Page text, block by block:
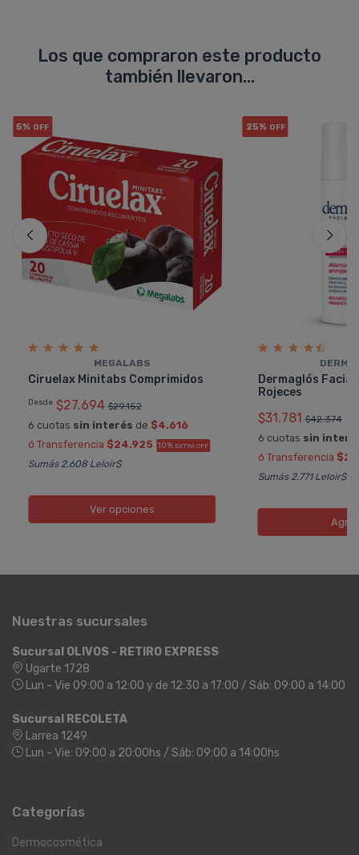
Los que compraron este producto
también llevaron...
5% OFF
MEGALABS
Ciruelax Minitabs Comprimidos
Desde $27.694 $29.152
6 cuotas sin interés de $4.616
ó Transferencia $24.925 10% EXTRA OFF
Sumás 2.608 Leloir$
Ver opciones
25% OFF
Dermaglós Facial
Rojeces
$31.781 $42.374
6 cuotas sin
ó Transferencia
Sumás 2.771 Leloir$
Nuestras sucursales
Sucursal OLIVOS - RETIRO EXPRESS
Ugarte 1728
Lun - Vie 09:00 a 12:00 y de 12:30 a 17:00 / Sáb: 09:00 a 14:00
Sucursal RECOLETA
Larrea 1249
Lun - Vie: 09:00 a 20:00hs / Sáb: 09:00 a 14:00hs
Categorías
Dermocosmética